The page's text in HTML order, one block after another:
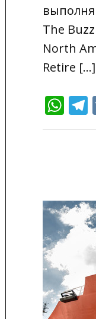
The
North
Retire […]